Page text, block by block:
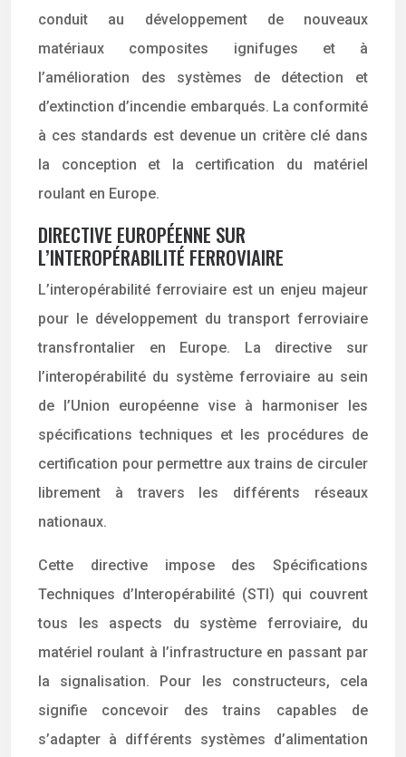
conduit au développement de nouveaux
matériaux composites ignifuges et à
l’amélioration des systèmes de détection et
d’extinction d’incendie embarqués. La conformité
à ces standards est devenue un critère clé dans
la conception et la certification du matériel
roulant en Europe.
DIRECTIVE EUROPÉENNE SUR
L’INTEROPÉRABILITÉ FERROVIAIRE
L’interopérabilité ferroviaire est un enjeu majeur
pour le développement du transport ferroviaire
transfrontalier en Europe. La directive sur
l’interopérabilité du système ferroviaire au sein
de l’Union européenne vise à harmoniser les
spécifications techniques et les procédures de
certification pour permettre aux trains de circuler
librement à travers les différents réseaux
nationaux.
Cette directive impose des Spécifications
Techniques d’Interopérabilité (STI) qui couvrent
tous les aspects du système ferroviaire, du
matériel roulant à l’infrastructure en passant par
la signalisation. Pour les constructeurs, cela
signifie concevoir des trains capables de
s’adapter à différents systèmes d’alimentation